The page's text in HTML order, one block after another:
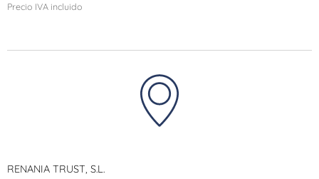
Precio IVA incluido
RENANIA TRUST, S.L.